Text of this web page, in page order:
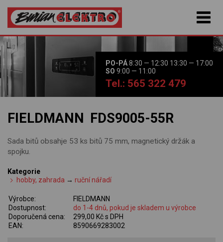
PO-PÁ8:30 — 12:30 13:30 — 17:00
SO 9:00 — 11:00
Tel.: 565 322 479
FIELDMANN FDS9005-55R
Sada bitů obsahje 53 ks bitů 75 mm, magnetický držák a
spojku.
Kategorie
hobby, zahrada →ruční nářadí
Výrobce:
FIELDMANN
Dostupnost:
do 1-4 dnů, pokud je skladem u výrobce
Doporučená cena:
299,00 Kč s DPH
EAN:
8590669283002